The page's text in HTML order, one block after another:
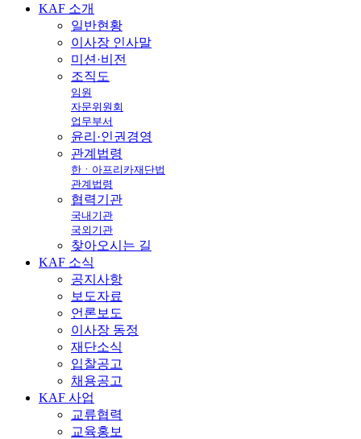
KAF 소개
일반현황
이사장 인사말
미션·비전
조직도
임원
자문위원회
업무부서
윤리·인권경영
관계법령
한ㆍ아프리카재단법
관계법령
협력기관
국내기관
국외기관
찾아오시는 길
KAF 소식
공지사항
보도자료
언론보도
이사장 동정
재단소식
입찰공고
채용공고
KAF 사업
교류협력
교육홍보